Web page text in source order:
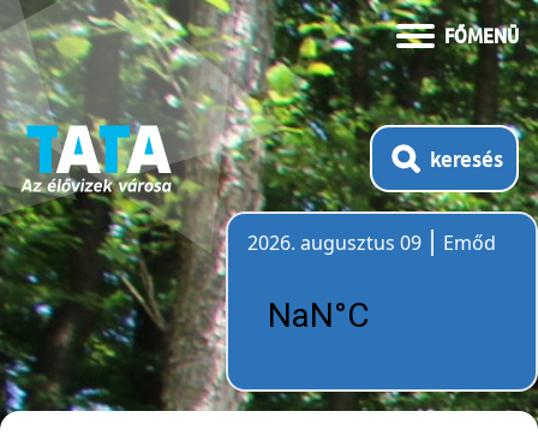
FŐMENÜ
keresés
2026. augusztus 09
Emőd